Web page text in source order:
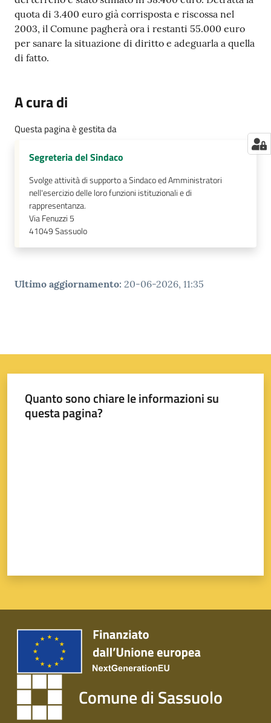
quota di 3.400 euro già corrisposta e riscossa nel
2003, il Comune pagherà ora i restanti 55.000 euro
per sanare la situazione di diritto e adeguarla a quella
di fatto.
A cura di
Questa pagina è gestita da
Segreteria del Sindaco
Svolge attività di supporto a Sindaco ed Amministratori
nell'esercizio delle loro funzioni istituzionali e di
rappresentanza.
Via Fenuzzi 5
41049Sassuolo
Ultimo aggiornamento: 20-06-2026, 11:35
Quanto sono chiare le informazioni su
questa pagina?
Comune di Sassuolo